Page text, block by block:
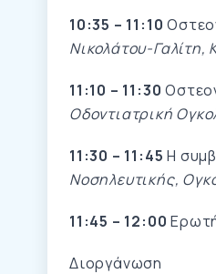
10:35 – 11:10
Νικολάτου-
11:10 – 11:30
Οδοντιατρική
11:30 – 11:45 Η
Νοσηλευτικής,
11:45 – 12:00
Διοργάνωση